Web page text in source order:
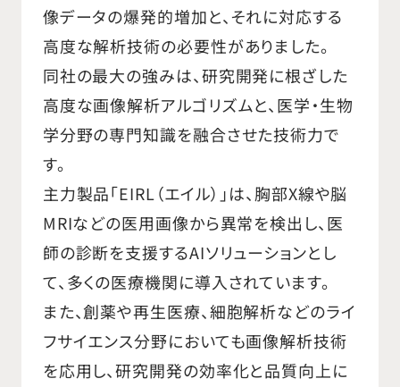
像データの爆発的増加と、それに対応する
高度な解析技術の必要性がありました。
同社の最大の強みは、研究開発に根ざした
高度な画像解析アルゴリズムと、医学・生物
学分野の専門知識を融合させた技術力で
す。
主力製品「EIRL（エイル）」は、胸部X線や脳
MRIなどの医用画像から異常を検出し、医
師の診断を支援するAIソリューションとし
て、多くの医療機関に導入されています。
また、創薬や再生医療、細胞解析などのライ
フサイエンス分野においても画像解析技術
を応用し、研究開発の効率化と品質向上に